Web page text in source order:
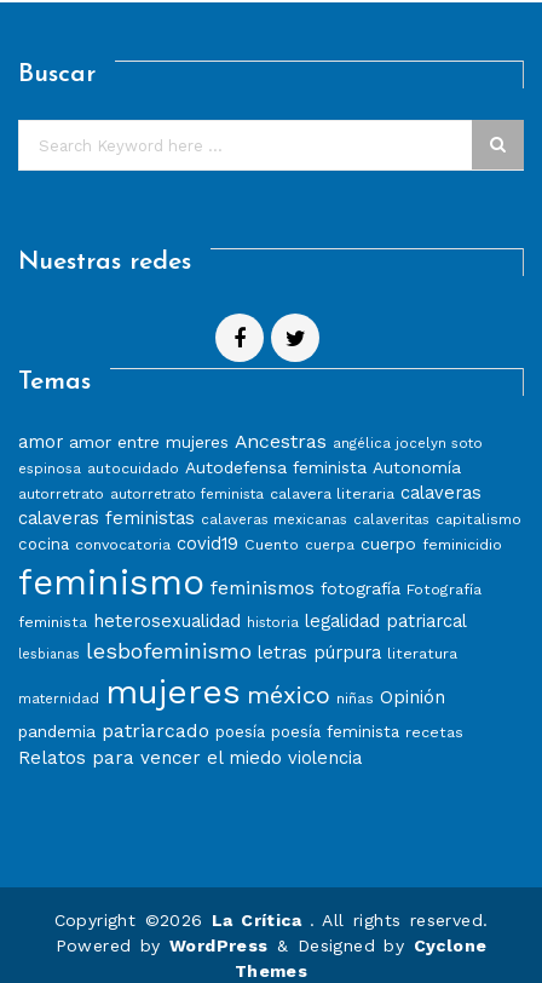
Buscar
Nuestras redes
Temas
amor amor entre mujeres Ancestras angélica jocelyn soto
espinosa autocuidado Autodefensa feminista Autonomía
autorretrato autorretrato feminista calavera literaria calaveras
calaveras feministas calaveras mexicanas calaveritas capitalismo
cocina convocatoria covid19 Cuento cuerpa cuerpo feminicidio
feminismo feminismos fotografía Fotografía
feminista heterosexualidad historia legalidad patriarcal
lesbianas lesbofeminismo letras púrpura literatura
maternidad mujeres méxico niñas Opinión
pandemia patriarcado poesía poesía feminista recetas
Relatos para vencer el miedo violencia
Copyright ©2026 La Crítica . All rights reserved.
Powered by WordPress & Designed by Cyclone
Themes